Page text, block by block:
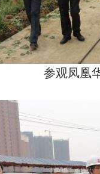
参观凤凰